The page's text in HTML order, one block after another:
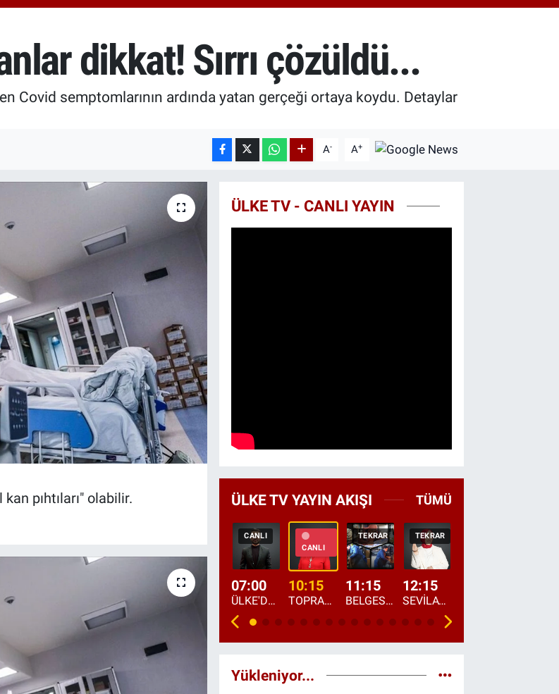
64.475,47
%0.66
dikkat! Sırrı çözüldü...
Covid semptomlarının ardında yatan gerçeği ortaya koydu. Detaylar
A- A+
pıhtıları" olabilir.
ÜLKE TV - CANLI YAYIN
ÜLKE TV YAYIN AKIŞI TÜMÜ
CANLI
07:00
ÜLKE'DE BU SABAH
CANLI
10:15
TOPRAKTAN SOFRAYA
TEKRAR
11:15
BELGESEL: "ÜLKE'NİN ALIN TERİ"
TEKRAR
12:15
SEVİLAY SUNGUR İLE ELİMİN BEREKETİ
Yükleniyor...